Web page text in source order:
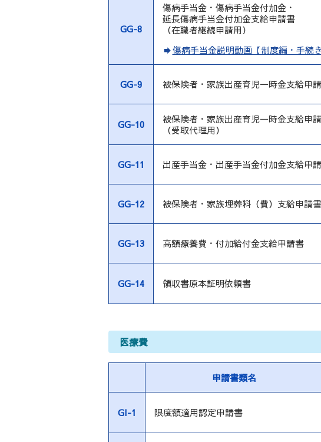
GG-8
傷病手当金・傷病手当金付加金・
延長傷病手当金付加金支給申請書
（在職者継続申請用）
傷病手当金説明動画【制度編・手続き
GG-9 被保険者・家族出産育児一時金支給申
GG-10
被保険者・家族出産育児一時金支給申
（受取代理用）
GG-11 出産手当金・出産手当金付加金支給申
GG-12 被保険者・家族埋葬料（費）支給申請書
GG-13 高額療養費・付加給付金支給申請書
GG-14 領収書原本証明依頼書
医療費
申請書類名
GI-1 限度額適用認定申請書